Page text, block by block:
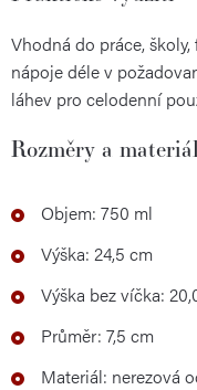
Vhodná do práce,
nápoje déle v
láhev pro celodenní
Rozměry a materiál
Objem: 750 ml
Výška: 24,5 cm
Výška bez víčka:
Průměr: 7,5 cm
Materiál: nerezová